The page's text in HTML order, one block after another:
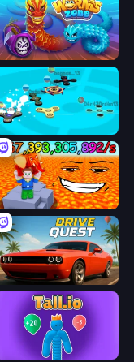
Worms.Zone
Hand Spinner IO 3D
Escape Lava for Brainrots!
Drive Quest
Tall.io